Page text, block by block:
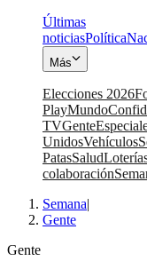
Últimas
noticiasPolítica
Más
Elecciones 2026
PlayMundo
TVGente
UnidosVehículos
PatasSalud
colaboración
Semana|
Gente
Gente